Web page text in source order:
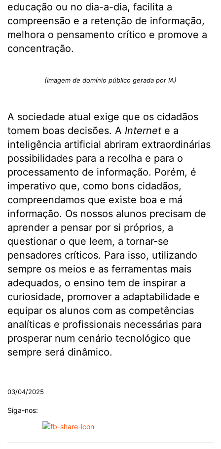
educação ou no dia-a-dia, facilita a
compreensão e a retenção de informação,
melhora o pensamento crítico e promove a
concentração.
(Imagem de domínio público gerada por IA)
A sociedade atual exige que os cidadãos
tomem boas decisões. A Internet e a
inteligência artificial abriram extraordinárias
possibilidades para a recolha e para o
processamento de informação. Porém, é
imperativo que, como bons cidadãos,
compreendamos que existe boa e má
informação. Os nossos alunos precisam de
aprender a pensar por si próprios, a
questionar o que leem, a tornar-se
pensadores críticos. Para isso, utilizando
sempre os meios e as ferramentas mais
adequados, o ensino tem de inspirar a
curiosidade, promover a adaptabilidade e
equipar os alunos com as competências
analíticas e profissionais necessárias para
prosperar num cenário tecnológico que
sempre será dinâmico.
03/04/2025
Siga-nos: